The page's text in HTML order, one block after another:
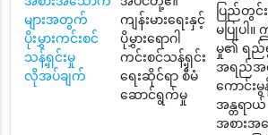
များအတွက်
ပိုးမွှားကင်းစင်
သန့်ရှင်းမှု
လိုအပ်ချက်
ကျန်းမားရေးနှင့်
ပိုမွှားရောဂါ
ကင်းစင်သန့်ရှင်း
ရေးဆိုင်ရာ စီမံ
ဆောင်ရွက်မှု
ပြည်တွင်
မပြုပါ
မှု၏ ရည်ရွ
အရည်အ
ကောင်းမွ
အန္တရာ
အစား